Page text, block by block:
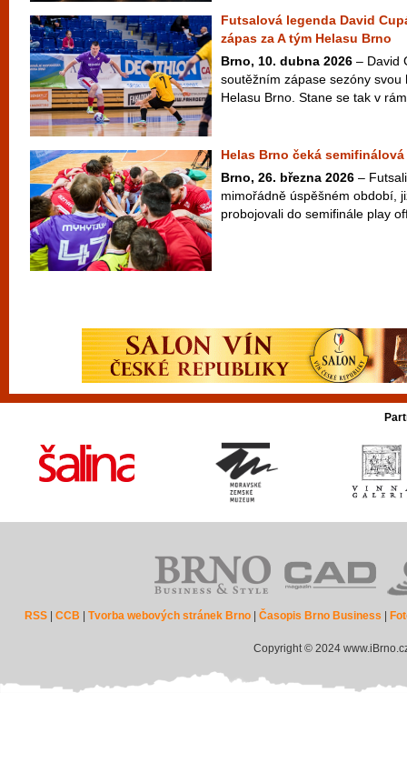
Futsalová legenda David
zápas za A tým Helasu Brno
Brno, 10. dubna 2026 – David
soutěžním zápase sezóny svou
Helasu Brno. Stane se tak v
Helas Brno čeká
Brno, 26. března 2026 –
mimořádně úspěšném období,
probojovali do semifinále play
RSS |CCB |Tvorba webových stránek Brno |Časopis Brno Business
Copyright © 2024